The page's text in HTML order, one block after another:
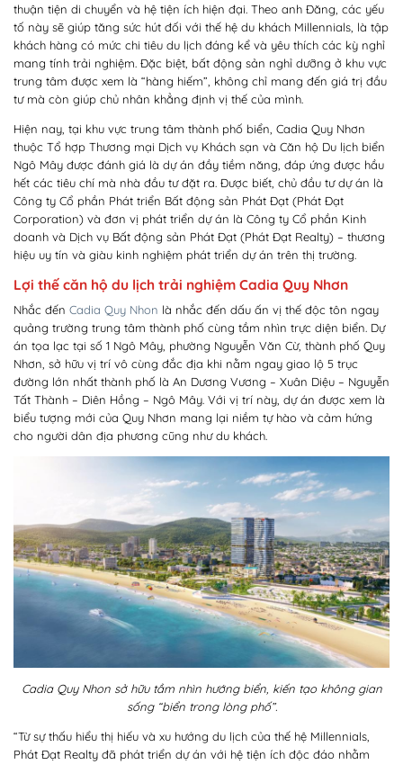
thuận tiện di chuyển và hệ tiện ích hiện đại. Theo anh Đăng, các yếu
tố này sẽ giúp tăng sức hút đối với thế hệ du khách Millennials, là tập
khách hàng có mức chi tiêu du lịch đáng kể và yêu thích các kỳ nghỉ
mang tính trải nghiệm. Đặc biệt, bất động sản nghỉ dưỡng ở khu vực
trung tâm được xem là “hàng hiếm”, không chỉ mang đến giá trị đầu
tư mà còn giúp chủ nhân khẳng định vị thế của mình.
Hiện nay, tại khu vực trung tâm thành phố biển, Cadia Quy Nhơn
thuộc Tổ hợp Thương mại Dịch vụ Khách sạn và Căn hộ Du lịch biển
Ngô Mây được đánh giá là dự án đầy tiềm năng, đáp ứng được hầu
hết các tiêu chí mà nhà đầu tư đặt ra. Được biết, chủ đầu tư dự án là
Công ty Cổ phần Phát triển Bất động sản Phát Đạt (Phát Đạt
Corporation) và đơn vị phát triển dự án là Công ty Cổ phần Kinh
doanh và Dịch vụ Bất động sản Phát Đạt (Phát Đạt Realty) – thương
hiệu uy tín và giàu kinh nghiệm phát triển dự án trên thị trường.
Lợi thế căn hộ du lịch trải nghiệm Cadia Quy Nhơn
Nhắc đến Cadia Quy Nhon là nhắc đến dấu ấn vị thế độc tôn ngay
quảng trường trung tâm thành phố cùng tầm nhìn trực diện biển. Dự
án tọa lạc tại số 1 Ngô Mây, phường Nguyễn Văn Cừ, thành phố Quy
Nhơn, sở hữu vị trí vô cùng đắc địa khi nằm ngay giao lộ 5 trục
đường lớn nhất thành phố là An Dương Vương – Xuân Diệu – Nguyễn
Tất Thành – Diên Hồng – Ngô Mây. Với vị trí này, dự án được xem là
biểu tượng mới của Quy Nhơn mang lại niềm tự hào và cảm hứng
cho người dân địa phương cũng như du khách.
Cadia Quy Nhon sở hữu tầm nhìn hướng biển, kiến tạo không gian
sống “biển trong lòng phố”.
“Từ sự thấu hiểu thị hiếu và xu hướng du lịch của thế hệ Millennials,
Phát Đạt Realty đã phát triển dự án với hệ tiện ích độc đáo nhằm